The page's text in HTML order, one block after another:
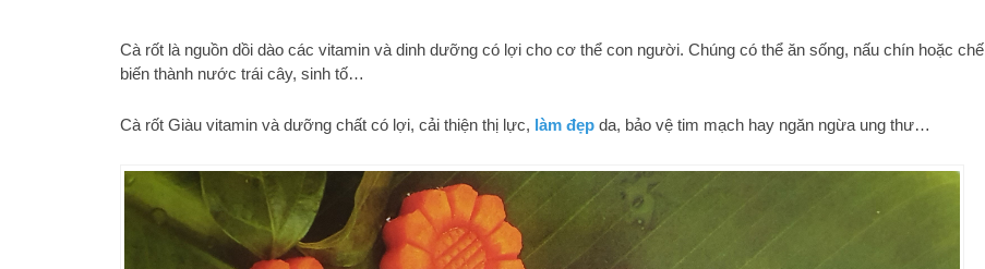
Cà rốt là nguồn dồi dào các vitamin và dinh dưỡng có lợi cho cơ thể con người. Chúng có thể ăn sống, nấu chín hoặc chế
biến thành nước trái cây, sinh tố…
Cà rốt Giàu vitamin và dưỡng chất có lợi, cải thiện thị lực, làm đẹp da, bảo vệ tim mạch hay ngăn ngừa ung thư…